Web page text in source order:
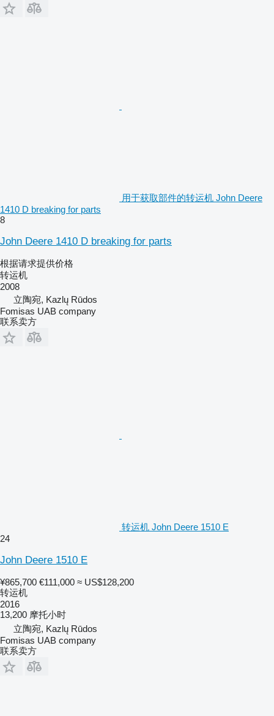
用于获取部件的转运机 John Deere
1410 D breaking for parts
8
John Deere 1410 D breaking for parts
根据请求提供价格
转运机
2008
立陶宛, Kazlų Rūdos
Fomisas UAB company
联系卖方
转运机 John Deere 1510 E
24
John Deere 1510 E
¥865,700 €111,000 ≈ US$128,200
转运机
2016
13,200 摩托小时
立陶宛, Kazlų Rūdos
Fomisas UAB company
联系卖方